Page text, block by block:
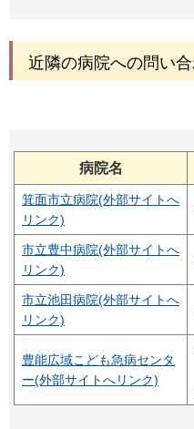
近隣の病院への問い
病院名
箕面市立病院(外部サイトへ
リンク)
市立豊中病院(外部サイトへ
リンク)
市立池田病院(外部サイトへ
リンク)
豊能広域こども急病センタ
ー(外部サイトへリンク)